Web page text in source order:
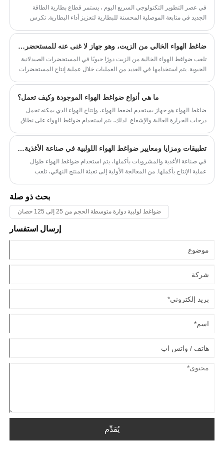
تقليدية.
في عصر التطوير التكنولوجي السريع اليوم ، يستمر قطاع بطارية الطاقة
الجديد في متابعة الموصلية المحسنة للبطارية لتعزيز أداء البطارية. تكرس
ضاغط الهواء الخالي من الزيت، وهو جهاز لا غنى عنه للمستحضرات الصيدلانية الحيوية
تلعب ضواغط الهواء الخالية من الزيت دورًا حيويًا في المستحضرات الصيدلانية
الحيوية. يتم استخدامها في العديد من العمليات خلال عملية إنتاج المستحضرات
الهواء في العملية الصيدلانية، وضمان سلامة جودة المنتج، وتنظيف المعدات
الأخرى وتطهيرها.
ما هي أنواع ضواغط الهواء الموجودة وكيف تعمل؟
ضاغط الهواء هو جهاز يستخدم لضغط الهواء، وإنتاج الهواء الذي يمكنه تحمل
درجات الحرارة العالية والإشعاع. لذلك، يتم استخدام ضواغط الهواء على نطاق
والمواد الكيميائية، وتصنيع الرقائق، والمنسوجات، والتعدين، وصهر المعادن.
إذن، ما هي أنواع ضواغط الهواء الموجودة؟ ستقدم هذه المقالة تصنيف ضواغط
الهواء ومبادئ عملها.
تطبيقات ومزايا ومعايير ضواغط الهواء اللولبية في صناعة الأغذية والمشروبات.
في صناعة الأغذية والمشروبات بأكملها، يتم استخدام ضواغط الهواء طوال
عملية الإنتاج بأكملها. من المعالجة الأولية إلى تعبئة المنتج النهائي، تلعب
الأنواع المختلفة، والمعايير التي يجب أن تستوفيها ضواغط الهواء في صناعة
الأغذية لنشر دور ضواغط الهواء في إنتاج الأغذية والمشروبات.
بحث ذو صلة
ضواغط لولبية دوارة متوسطة الحجم من 25 إلى 125 حصان
إرسال استفسار
يُقدِّم